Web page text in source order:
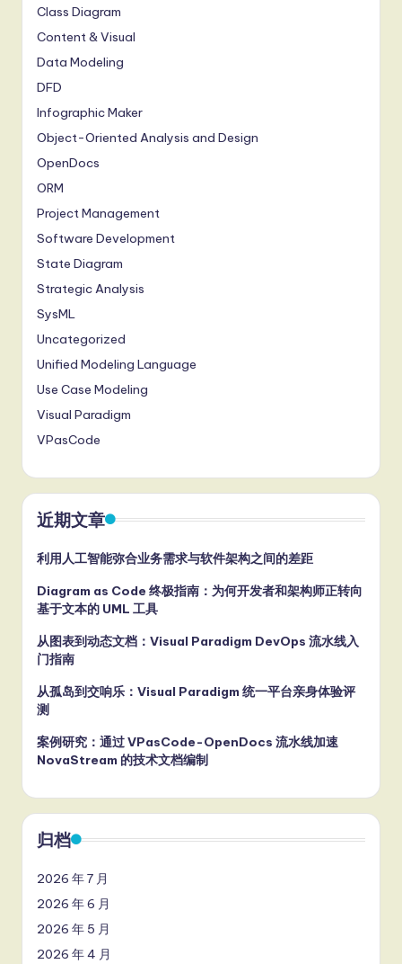
Class Diagram
Content & Visual
Data Modeling
DFD
Infographic Maker
Object-Oriented Analysis and Design
OpenDocs
ORM
Project Management
Software Development
State Diagram
Strategic Analysis
SysML
Uncategorized
Unified Modeling Language
Use Case Modeling
Visual Paradigm
VPasCode
近期文章
利用人工智能弥合业务需求与软件架构之间的差距
Diagram as Code 终极指南：为何开发者和架构师正转向
基于文本的 UML 工具
从图表到动态文档：Visual Paradigm DevOps 流水线入
门指南
从孤岛到交响乐：Visual Paradigm 统一平台亲身体验评
测
案例研究：通过 VPasCode-OpenDocs 流水线加速
NovaStream 的技术文档编制
归档
2026 年 7 月
2026 年 6 月
2026 年 5 月
2026 年 4 月